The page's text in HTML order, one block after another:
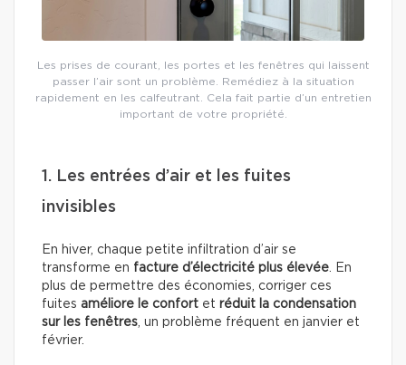
Les prises de courant, les portes et les fenêtres qui laissent
passer l’air sont un problème. Remédiez à la situation
rapidement en les calfeutrant. Cela fait partie d’un entretien
important de votre propriété.
1. Les entrées d’air et les fuites
invisibles
En hiver, chaque petite infiltration d’air se
transforme en facture d’électricité plus élevée. En
plus de permettre des économies, corriger ces
fuites améliore le confort et réduit la condensation
sur les fenêtres, un problème fréquent en janvier et
février.